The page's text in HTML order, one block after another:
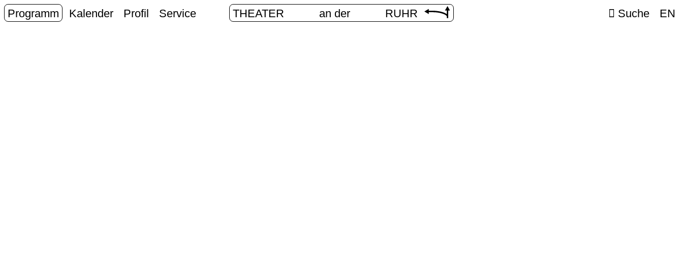
Programm Kalender Profil Service THEATER an der RUHR Suche EN